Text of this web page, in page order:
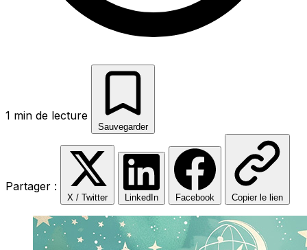
1 min de lecture
Sauvegarder
Partager :
X / Twitter LinkedIn Facebook Copier le lien